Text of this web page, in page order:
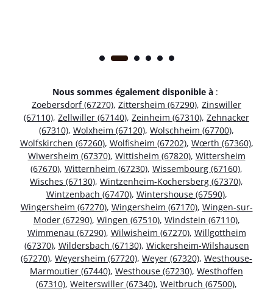
Nous sommes également disponible à :
Zoebersdorf (67270), Zittersheim (67290), Zinswiller
(67110), Zellwiller (67140), Zeinheim (67310), Zehnacker
(67310), Wolxheim (67120), Wolschheim (67700),
Wolfskirchen (67260), Wolfisheim (67202), Wœrth (67360),
Wiwersheim (67370), Wittisheim (67820), Wittersheim
(67670), Witternheim (67230), Wissembourg (67160),
Wisches (67130), Wintzenheim-Kochersberg (67370),
Wintzenbach (67470), Wintershouse (67590),
Wingersheim (67270), Wingersheim (67170), Wingen-sur-
Moder (67290), Wingen (67510), Windstein (67110),
Wimmenau (67290), Wilwisheim (67270), Willgottheim
(67370), Wildersbach (67130), Wickersheim-Wilshausen
(67270), Weyersheim (67720), Weyer (67320), Westhouse-
Marmoutier (67440), Westhouse (67230), Westhoffen
(67310), Weiterswiller (67340), Weitbruch (67500),